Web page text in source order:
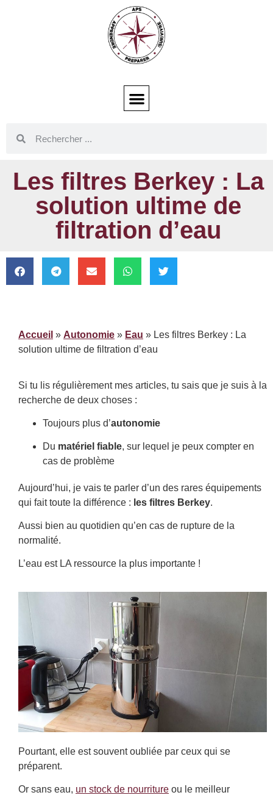
Les filtres Berkey : La
solution ultime de
filtration d’eau
Accueil » Autonomie » Eau » Les filtres Berkey : La
solution ultime de filtration d’eau
Si tu lis régulièrement mes articles, tu sais que je suis à la
recherche de deux choses :
Toujours plus d’autonomie
Du matériel fiable, sur lequel je peux compter en
cas de problème
Aujourd’hui, je vais te parler d’un des rares équipements
qui fait toute la différence : les filtres Berkey.
Aussi bien au quotidien qu’en cas de rupture de la
normalité.
L’eau est LA ressource la plus importante !
Pourtant, elle est souvent oubliée par ceux qui se
préparent.
Or sans eau, un stock de nourriture ou le meilleur